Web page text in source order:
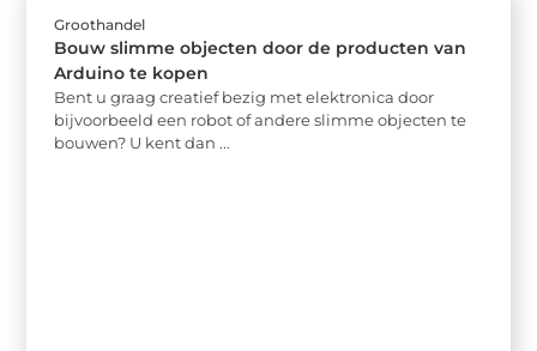
Groothandel
Bouw slimme objecten door de producten van
Arduino te kopen
Bent u graag creatief bezig met elektronica door
bijvoorbeeld een robot of andere slimme objecten te
bouwen? U kent dan ...